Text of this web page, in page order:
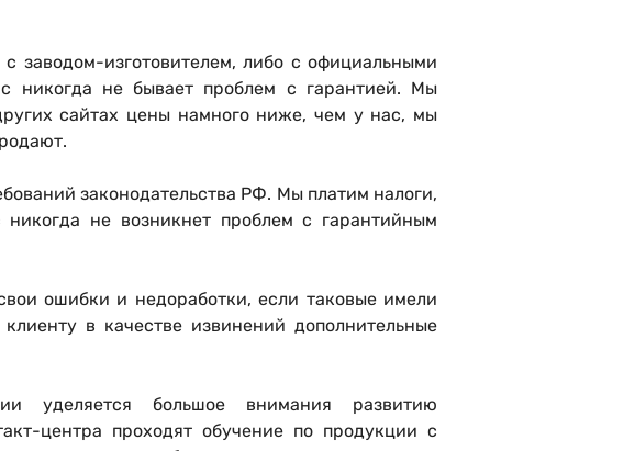
заводом-изготовителем, либо с официальными
никогда не бывает проблем с гарантией. Мы
сайтах цены намного ниже, чем у нас, мы
законодательства РФ. Мы платим налоги,
не возникнет проблем с гарантийным
ошибки и недоработки, если таковые имели
в качестве извинений дополнительные
уделяется большое внимания развитию
центра проходят обучение по продукции с